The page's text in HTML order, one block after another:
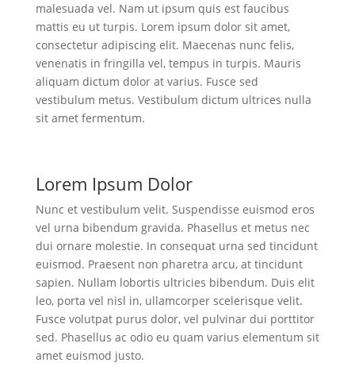
malesuada vel. Nam ut ipsum quis est faucibus
mattis eu ut turpis. Lorem ipsum dolor sit amet,
consectetur adipiscing elit. Maecenas nunc felis,
venenatis in fringilla vel, tempus in turpis. Mauris
aliquam dictum dolor at varius. Fusce sed
vestibulum metus. Vestibulum dictum ultrices nulla
sit amet fermentum.
Lorem Ipsum Dolor
Nunc et vestibulum velit. Suspendisse euismod eros
vel urna bibendum gravida. Phasellus et metus nec
dui ornare molestie. In consequat urna sed tincidunt
euismod. Praesent non pharetra arcu, at tincidunt
sapien. Nullam lobortis ultricies bibendum. Duis elit
leo, porta vel nisl in, ullamcorper scelerisque velit.
Fusce volutpat purus dolor, vel pulvinar dui porttitor
sed. Phasellus ac odio eu quam varius elementum sit
amet euismod justo.